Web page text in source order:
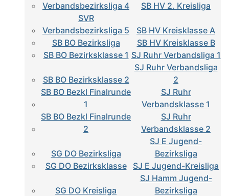
Verbandsbezirksliga 4
SB HV 2. Kreisliga
SVR
Verbandsbezirksliga 5
SB HV Kreisklasse A
SB BO Bezirksliga
SB HV Kreisklasse B
SB BO Bezirksklasse 1 SJ Ruhr Verbandsliga 1
SB BO Bezirksklasse 2
SJ Ruhr Verbandsliga
2
SB BO Bezkl Finalrunde
1
SJ Ruhr
Verbandsklasse 1
SB BO Bezkl Finalrunde
2
SJ Ruhr
Verbandsklasse 2
SG DO Bezirksliga
SJ E Jugend-
Bezirksliga
SG DO Bezirksklasse
SJ E Jugend-Kreisliga
SG DO Kreisliga
SJ Hamm Jugend-
Bezirksliga